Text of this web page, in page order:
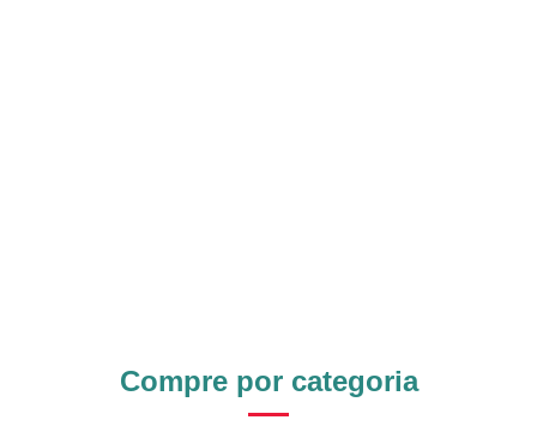
Compre por categoria